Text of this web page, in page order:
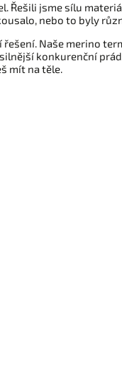
jsme sílu
nebo to byly
Naše merino
konkurenční
mít na těle.